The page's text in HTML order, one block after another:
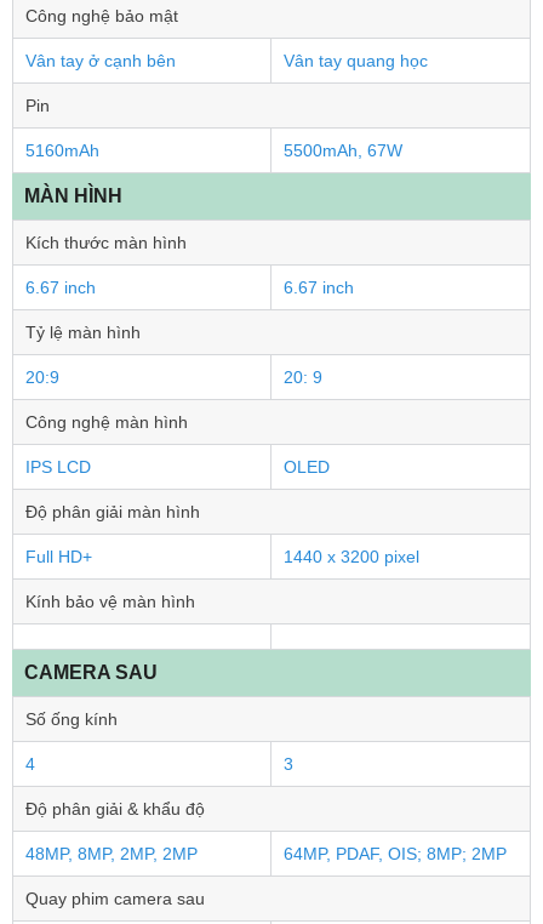
Công nghệ bảo mật
Vân tay ở cạnh bên Vân tay quang học
Pin
5160mAh 5500mAh, 67W
MÀN HÌNH
Kích thước màn hình
6.67 inch 6.67 inch
Tỷ lệ màn hình
20:9 20: 9
Công nghệ màn hình
IPS LCD OLED
Độ phân giải màn hình
Full HD+ 1440 x 3200 pixel
Kính bảo vệ màn hình
CAMERA SAU
Số ống kính
4 3
Độ phân giải & khẩu độ
48MP, 8MP, 2MP, 2MP 64MP, PDAF, OIS; 8MP; 2MP
Quay phim camera sau